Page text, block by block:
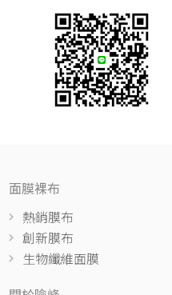
面膜裸布
熱銷膜布
創新膜布
生物纖維面膜